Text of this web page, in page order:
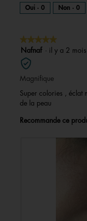
Oui · 0 Non · 0
★★★★★
★★★★★
5
sur
5
étoiles.
Nafnaf · il y a 2 mois
Magnifique
Super colories , éclat
de la peau
Recommande ce